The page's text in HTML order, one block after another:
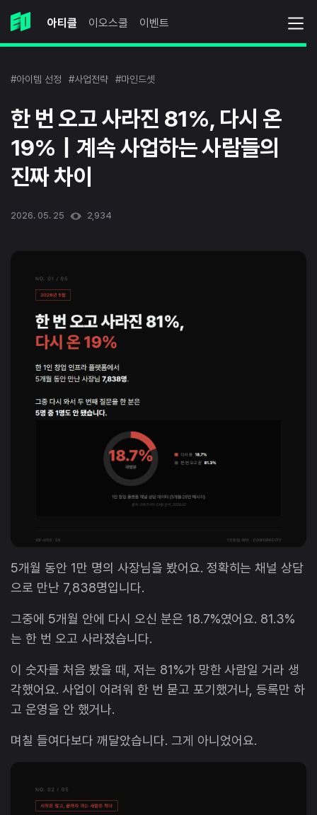
아티클 이오스쿨 이벤트
#아이템 선정 #사업전략 #마인드셋
한 번 오고 사라진 81%, 다시 온
19%｜계속 사업하는 사람들의
진짜 차이
2026. 05. 25 2,934
5개월 동안 1만 명의 사장님을 봤어요. 정확히는 채널 상담
으로 만난 7,838명입니다.
그중에 5개월 안에 다시 오신 분은 18.7%였어요. 81.3%
는 한 번 오고 사라졌습니다.
이 숫자를 처음 봤을 때, 저는 81%가 망한 사람일 거라 생
각했어요. 사업이 어려워 한 번 묻고 포기했거나, 등록만 하
고 운영을 안 했거나.
며칠 들여다보다 깨달았습니다. 그게 아니었어요.